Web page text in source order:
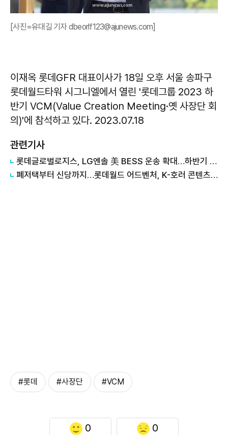
[사진=유대길 기자 dbeorlf123@ajunews.com]
이재옥 롯데GFR 대표이사가 18일 오후 서울 송파구
롯데월드타워 시그니엘에서 열린 '롯데그룹 2023 하
반기 VCM(Value Creation Meeting·옛 사장단 회
의)'에 참석하고 있다. 2023.07.18
관련기사
롯데글로벌로지스, LG엔솔 美 BESS 운송 확대…하반기 물량 3배로
폐저택부터 신당까지…롯데월드 어드벤처, K-호러 콘텐츠 세분화로 차별화
#롯데 #사장단 #VCM
0 0